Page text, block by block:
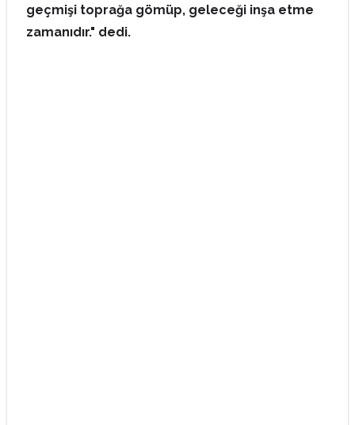
geçmişi toprağa gömüp, geleceği inşa etme
zamanıdır." dedi.